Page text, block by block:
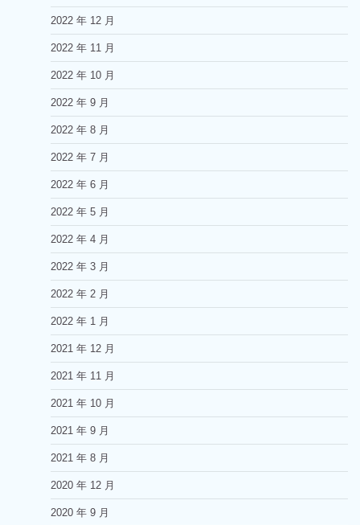
2022 年 12 月
2022 年 11 月
2022 年 10 月
2022 年 9 月
2022 年 8 月
2022 年 7 月
2022 年 6 月
2022 年 5 月
2022 年 4 月
2022 年 3 月
2022 年 2 月
2022 年 1 月
2021 年 12 月
2021 年 11 月
2021 年 10 月
2021 年 9 月
2021 年 8 月
2020 年 12 月
2020 年 9 月